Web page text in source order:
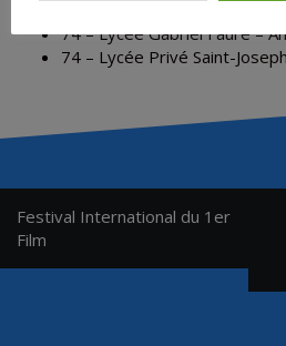
74 – Lycée Gabriel Fauré –
74 – Lycée Privé Saint-
Navigation
de
l’article
Festival International du 1er
Film